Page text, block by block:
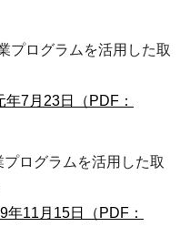
プログラムを活用した取
7月23日（PDF：
ログラムを活用した取
年11月15日（PDF：